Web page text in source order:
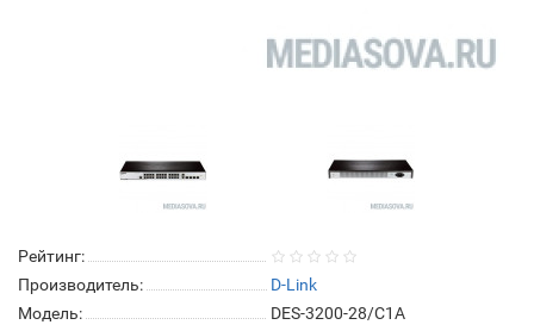
Рейтинг:
Производитель:
D-Link
Модель:
DES-3200-28/C1A